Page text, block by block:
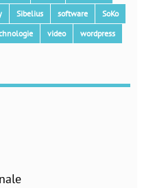
Sibelius software
SoKo
video wordpress